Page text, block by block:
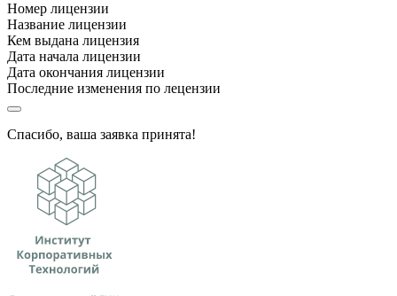
Номер лицензии
Название лицензии
Кем выдана лицензия
Дата начала лицензии
Дата окончания лицензии
Последние изменения по лецензии
Спасибо, ваша заявка принята!